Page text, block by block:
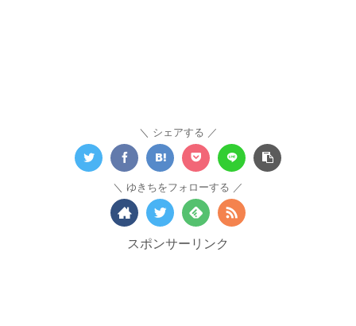
シェアする
ゆきちをフォローする
スポンサーリンク